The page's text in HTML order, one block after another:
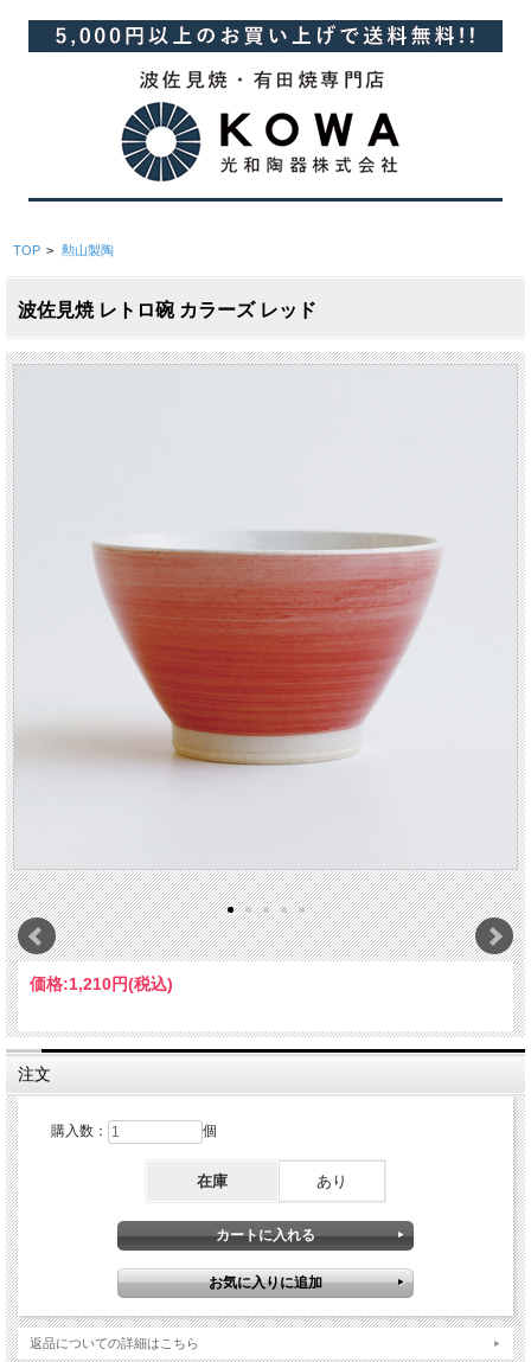
TOP > 勲山製陶
波佐見焼 レトロ碗 カラーズ レッド
価格:1,210円(税込)
注文
購入数： 個
在庫 あり
返品についての詳細はこちら